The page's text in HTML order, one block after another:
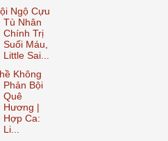
Ngộ Cựu
Tù Nhân
Chính Trị
Suối Máu,
Little Sai...
Không
Phản Bội
Quê
Hương |
Hợp Ca:
Li...